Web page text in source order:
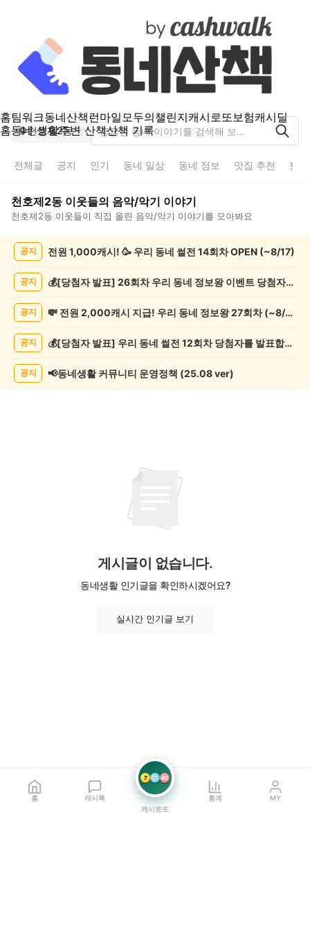
홈팀워크동네산책 런마일모두의챌린지캐시로또보험캐시딜
홈동네 생활주변 산책산책 기록
천호제2동
전체글 공지 인기 동네 일상 동네 정보 맛집 추천 분
천호제2동 이웃들의 음악/악기 이야기
천호제2동 이웃들이 직접 올린 음악/악기 이야기를 모아봐요
악/
글
공지 전원 1,000캐시! 🥳 우리 동네 썰전 14회차 OPEN (~8/17)
공지 💰[당첨자 발표] 26회차 우리 동네 정보왕 이벤트 당첨자를 발표합니다!
공지 💸 전원 2,000캐시 지급! 우리 동네 정보왕 27회차 (~8/10)
공지 💰[당첨자 발표] 우리 동네 썰전 12회차 당첨자를 발표합니다!
공지 📢동네생활 커뮤니티 운영정책 (25.08 ver)
게시글이 없습니다.
동네생활 인기글을 확인하시겠어요?
실시간 인기글 보기
홈 캐시톡
7 21 42
캐시로또
통계 MY